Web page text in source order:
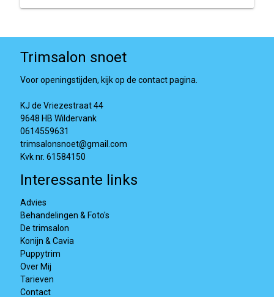
Trimsalon snoet
Voor openingstijden, kijk op de contact pagina.
KJ de Vriezestraat 44
9648 HB Wildervank
0614559631
trimsalonsnoet@gmail.com
Kvk nr. 61584150
Interessante links
Advies
Behandelingen & Foto's
De trimsalon
Konijn & Cavia
Puppytrim
Over Mij
Tarieven
Contact